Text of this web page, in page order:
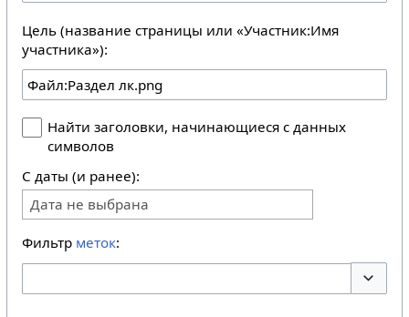
Цель (название страницы или «Участник:Имя
участника»):
Найти заголовки, начинающиеся с данных
символов
С даты (и ранее):
Дата не выбрана
Фильтр меток: